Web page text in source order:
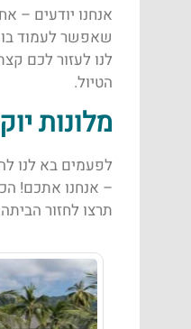
אנחנו יודעים –
שאפשר לעמוד
לנו לעזור לכם
הטיול.
מלונות
לפעמים בא לנו
– אנחנו אתכם!
תרצו לחזור